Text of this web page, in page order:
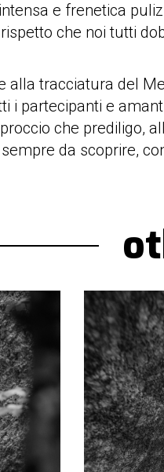
e frenetica
che noi tutti
alla tracciatura del
i partecipanti e
che prediligo,
da scoprire,